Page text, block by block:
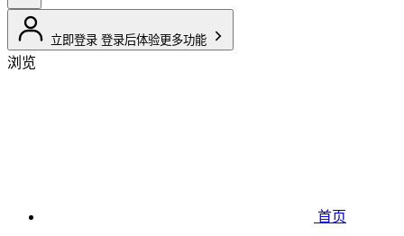
立即登录 登录后体验更多功能
浏览
首页